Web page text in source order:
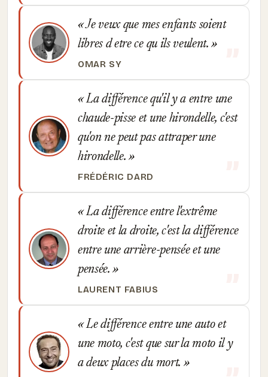
Je veux que mes enfants soient
libres d etre ce qu ils veulent.
OMAR SY
La différence qu'il y a entre une
chaude-pisse et une hirondelle, c'est
qu'on ne peut pas attraper une
hirondelle.
FRÉDÉRIC DARD
La différence entre l'extrême
droite et la droite, c'est la différence
entre une arrière-pensée et une
pensée.
LAURENT FABIUS
Le différence entre une auto et
une moto, c'est que sur la moto il y
a deux places du mort.